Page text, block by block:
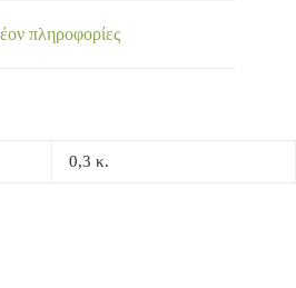
πληροφορίες
0,3 κ.